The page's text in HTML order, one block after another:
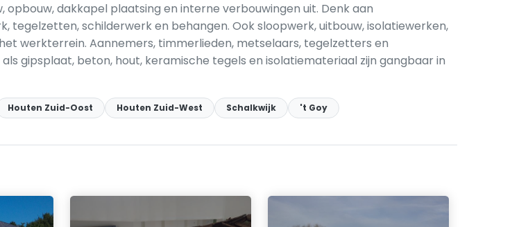
dakkapel plaatsing en interne verbouwingen uit. Denk aan
tegelzetten, schilderwerk en behangen. Ook sloopwerk, uitbouw, isolatiewerken,
werkterrein. Aannemers, timmerlieden, metselaars, tegelzetters en
gipsplaat, beton, hout, keramische tegels en isolatiemateriaal zijn gangbaar in
Houten Zuid-Oost Houten Zuid-West Schalkwijk
't Goy